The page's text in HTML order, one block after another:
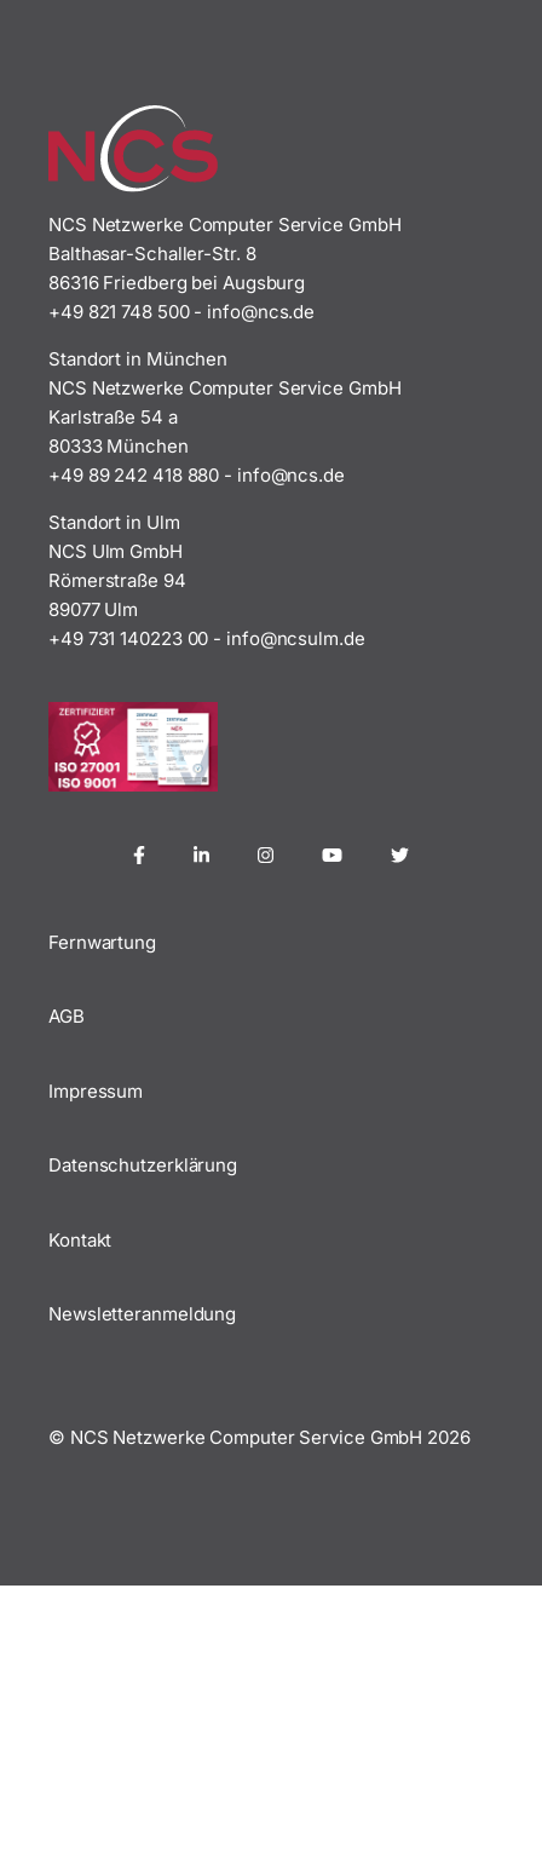
NCS Netzwerke Computer Service GmbH
Balthasar-Schaller-Str. 8
86316 Friedberg bei Augsburg
+49 821 748 500- ed.sc
n@ofn
i
Standort in München
NCS Netzwerke Computer Service GmbH
Karlstraße 54 a
80333 München
+49 89 242 418 880 - ed.sc
n@ofn
i
Standort in Ulm
NCS Ulm GmbH
Römerstraße 94
89077 Ulm
+49 731 140223 00 - ed.ml
uscn@
ofni
© NCS Netzwerke Computer Service GmbH 2026
Fernwartung
AGB
Impressum
Datenschutzerklärung
Kontakt
Newsletteranmeldung